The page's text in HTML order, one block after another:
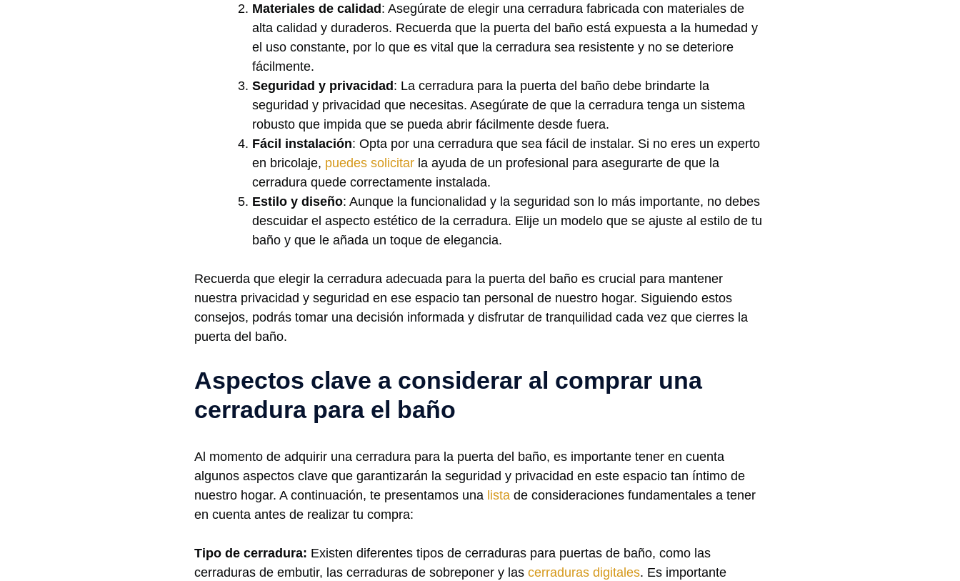
Materiales de⁢ calidad: Asegúrate de elegir una cerradura fabricada ⁤con materiales ​de
alta calidad⁣ y duraderos. ⁢Recuerda que la puerta del baño está expuesta a la humedad y
el uso​ constante, ⁤por‌ lo ⁢que es vital que ⁤la cerradura sea resistente ‌y no ‌se deteriore
‌fácilmente.
Seguridad y privacidad: La cerradura para la puerta⁢ del baño debe ⁢brindarte la
seguridad y privacidad que necesitas. Asegúrate de que la cerradura tenga un sistema
robusto ‍que impida que⁢ se ⁢pueda abrir fácilmente desde fuera.
Fácil instalación: Opta por una cerradura que sea⁤ fácil de instalar. Si no​ eres un ⁤experto
en⁤ bricolaje, puedes solicitar la ayuda de un profesional para asegurarte de que la
cerradura quede correctamente ‍instalada.
Estilo y diseño: Aunque la funcionalidad y la seguridad son lo más importante, no debes
descuidar el aspecto ​estético de la cerradura. Elije un modelo que ​se ‍ajuste al estilo de tu
baño y que le⁤ añada un toque de elegancia.
Recuerda que elegir la cerradura adecuada para la puerta del baño es crucial para mantener
nuestra privacidad y‍ seguridad en ese espacio⁤ tan personal de⁣ nuestro⁤ hogar. Siguiendo estos
consejos, podrás​ tomar una decisión informada y disfrutar de tranquilidad cada vez que cierres ‍la
puerta⁤ del baño.
Aspectos clave a considerar al comprar⁢ una​
cerradura ‍para ⁢el baño
Al momento de adquirir una cerradura para la puerta del baño, es importante tener en‍ cuenta
algunos aspectos⁣ clave que garantizarán ​la seguridad y privacidad⁤ en este espacio tan ​íntimo de
nuestro hogar. A continuación, te presentamos una lista de consideraciones fundamentales a tener
en​ cuenta antes​ de realizar tu compra:
Tipo de cerradura: Existen‍ diferentes ⁣tipos de cerraduras para puertas de baño, como​ las
cerraduras de embutir, las cerraduras de sobreponer y las cerraduras digitales. ‌Es importante